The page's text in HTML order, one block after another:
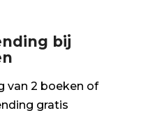
bij
van 2 boeken of
gratis